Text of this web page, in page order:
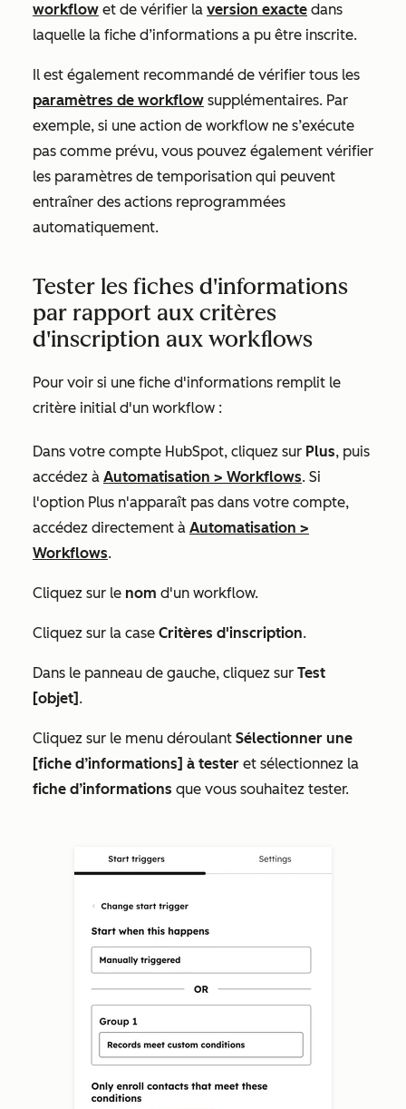
workflow et de vérifier la version exacte dans
laquelle la fiche d’informations a pu être inscrite.
Il est également recommandé de vérifier tous les
paramètres de workflow supplémentaires. Par
exemple, si une action de workflow ne s’exécute
pas comme prévu, vous pouvez également vérifier
les paramètres de temporisation qui peuvent
entraîner des actions reprogrammées
automatiquement.
Tester les fiches d'informations
par rapport aux critères
d'inscription aux workflows
Pour voir si une fiche d'informations remplit le
critère initial d'un workflow :
Dans votre compte HubSpot, cliquez sur Plus, puis
accédez à Automatisation > Workflows. Si
l'option Plus n'apparaît pas dans votre compte,
accédez directement à Automatisation >
Workflows.
Cliquez sur le nom d'un workflow.
Cliquez sur la case Critères d'inscription.
Dans le panneau de gauche, cliquez sur Test
[objet] .
Cliquez sur le menu déroulant Sélectionner une
[fiche d’informations] à tester et sélectionnez la
fiche d’informations que vous souhaitez tester.